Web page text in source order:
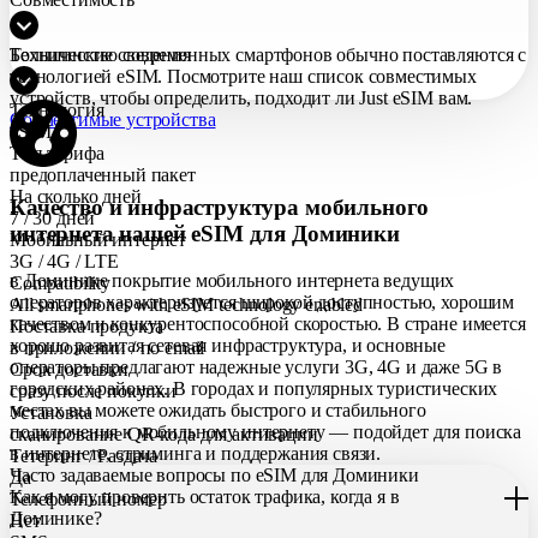
Большинство современных смартфонов обычно поставляются с
технологией eSIM. Посмотрите наш список совместимых
устройств, чтобы определить, подходит ли Just eSIM вам.
Совместимые устройства
Технические сведения
Технология
eSIM
Тип тарифа
предоплаченный пакет
На сколько дней
7 / 30 дней
Мобильный интернет
3G / 4G / LTE
Compatibility
All smartphones with eSIM technology enabled
Поставка продукта
в приложении / по еmail
Срок доставки
сразу после покупки
Установка
сканирование QR-кода для активации
Тетеринг / Раздача
Да
Телефонный номер
Нет
Качество и инфраструктура мобильного
интернета нашей eSIM для Доминики
в Доминике покрытие мобильного интернета ведущих
операторов характеризуется широкой доступностью, хорошим
качеством и конкурентоспособной скоростью. В стране имеется
хорошо развитая сетевая инфраструктура, и основные
операторы предлагают надежные услуги 3G, 4G и даже 5G в
городских районах. В городах и популярных туристических
местах вы можете ожидать быстрого и стабильного
подключения к мобильному интернету — подойдет для поиска
в интернете, стриминга и поддержания связи.
Часто задаваемые вопросы по eSIM для Доминики
Как я могу проверить остаток трафика, когда я в
Доминике?